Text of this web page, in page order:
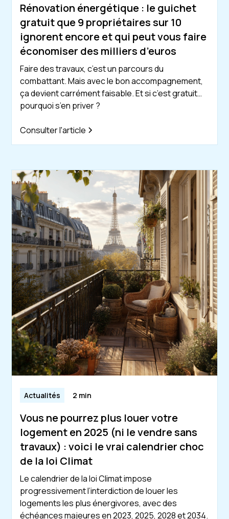
Rénovation énergétique : le guichet
gratuit que 9 propriétaires sur 10
ignorent encore et qui peut vous faire
économiser des milliers d’euros
Faire des travaux, c’est un parcours du
combattant. Mais avec le bon accompagnement,
ça devient carrément faisable. Et si c’est gratuit…
pourquoi s’en priver ?
Consulter l'article
Actualités 2 min
Vous ne pourrez plus louer votre
logement en 2025 (ni le vendre sans
travaux) : voici le vrai calendrier choc
de la loi Climat
Le calendrier de la loi Climat impose
progressivement l’interdiction de louer les
logements les plus énergivores, avec des
échéances majeures en 2023, 2025, 2028 et 2034.